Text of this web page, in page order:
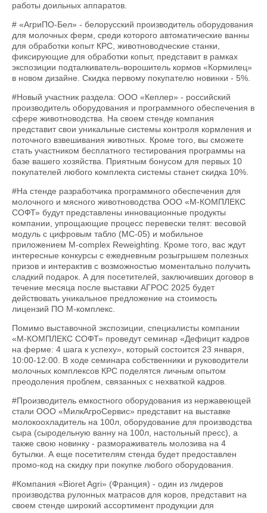
работы доильных аппаратов.
# «АгриПО-Бел» - белорусский производитель оборудования
для молочных ферм, среди которого автоматические ванны
для обработки копыт КРС, животноводческие станки,
фиксирующие для обработки копыт, представит в рамках
экспозиции подталкиватель-ворошитель кормов «Кормилец»
в новом дизайне. Скидка первому покупателю новинки - 5%.
#Новый участник раздела: ООО «Кеплер» - российский
производитель оборудования и программного обеспечения в
сфере животноводства. На своем стенде компания
представит свои уникальные системы контроля кормления и
поточного взвешивания животных. Кроме того, вы сможете
стать участником бесплатного тестирования программы на
базе вашего хозяйства. Приятным бонусом для первых 10
покупателей любого комплекта системы станет скидка 10%.
#На стенде разработчика программного обеспечения для
молочного и мясного животноводства ООО «М-КОМПЛЕКС
СОФТ» будут представлены инновационные продукты
компании, упрощающие процесс перевески телят: весовой
модуль с цифровым табло (МС-05) и мобильное
приложением M-complex Reweighting. Кроме того, вас ждут
интересные конкурсы с ежедневным розыгрышем полезных
призов и интерактив с возможностью моментально получить
сладкий подарок. А для посетителей, заключивших договор в
течение месяца после выставки АГРОС 2025 будет
действовать уникальное предложение на стоимость
лицензий ПО М-комплекс.
Помимо выставочной экспозиции, специалисты компании
«М-КОМПЛЕКС СОФТ» проведут семинар «Дефицит кадров
на ферме: 4 шага к успеху», который состоится 23 января,
10:00-12:00. В ходе семинара собственники и руководители
молочных комплексов КРС поделятся личным опытом
преодоления проблем, связанных с нехваткой кадров.
#Производитель емкостного оборудования из нержавеющей
стали ООО «МилкАгроСервис» представит на выставке
молокоохладитель на 100л, оборудование для производства
сыра (сыродельную ванну на 100л, настольный пресс), а
также свою новинку - размораживатель молозива на 4
бутылки. А еще посетителям стенда будет предоставлен
промо-код на скидку при покупке любого оборудования.
#Компания «Bioret Agri» (Франция) - один из лидеров
производства рулонных матрасов для коров, представит на
своем стенде широкий ассортимент продукции для